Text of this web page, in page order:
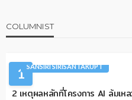
COLUMNIST
1 SANSIRI SIRISANTAKUPT
2 เหตุผลหลักที่โครงการ AI ล้มเห